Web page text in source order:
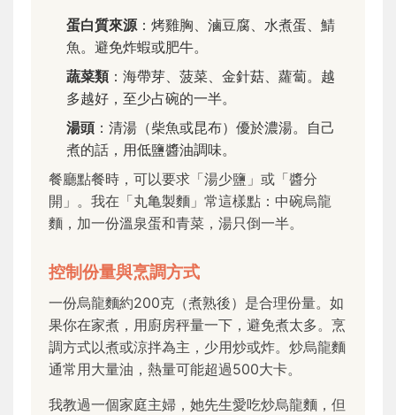
蛋白質來源 ：烤雞胸、滷豆腐、水煮蛋、鯖
魚。避免炸蝦或肥牛。
蔬菜類：海帶芽、菠菜、金針菇、蘿蔔。越
多越好，至少占碗的一半。
湯頭 ：清湯（柴魚或昆布）優於濃湯。自己
煮的話，用低鹽醬油調味。
餐廳點餐時，可以要求「湯少鹽」或「醬分
開」。我在「丸亀製麵」常這樣點：中碗烏龍
麵，加一份溫泉蛋和青菜，湯只倒一半。
控制份量與烹調方式
一份烏龍麵約200克（煮熟後）是合理份量。如
果你在家煮，用廚房秤量一下，避免煮太多。烹
調方式以煮或涼拌為主，少用炒或炸。炒烏龍麵
通常用大量油，熱量可能超過500大卡。
我教過一個家庭主婦，她先生愛吃炒烏龍麵，但